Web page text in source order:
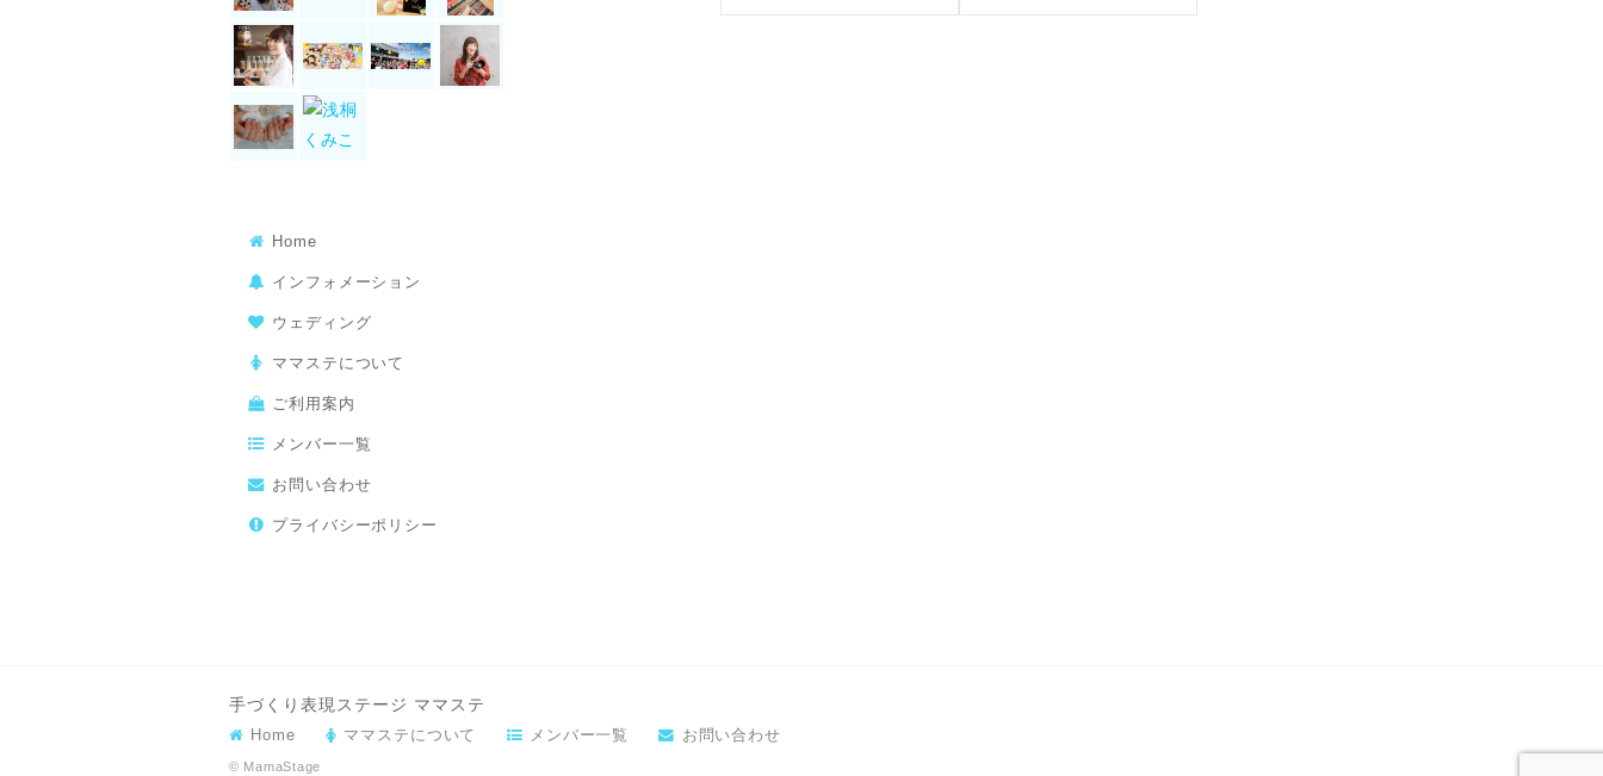
Home
インフォメーション
ウェディング
ママステについて
ご利用案内
メンバー一覧
お問い合わせ
プライバシーポリシー
手づくり表現ステージ ママステ
Home ママステについて メンバー一覧 お問い合わせ
© MamaStage